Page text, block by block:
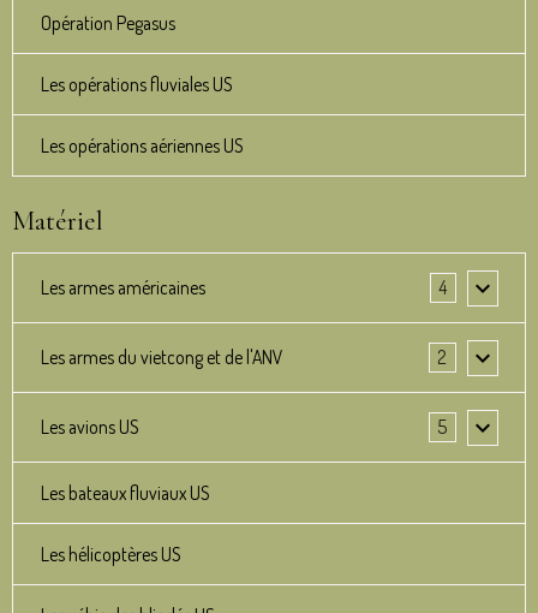
Opération Pegasus
Les opérations fluviales US
Les opérations aériennes US
Matériel
Les armes américaines 4
Les armes du vietcong et de l'ANV 2
Les avions US 5
Les bateaux fluviaux US
Les hélicoptères US